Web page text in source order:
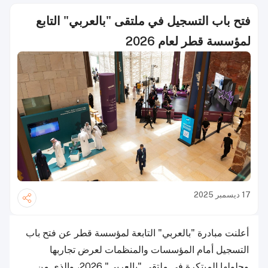
فتح باب التسجيل في ملتقى "بالعربي" التابع
لمؤسسة قطر لعام 2026
17 ديسمبر 2025
أعلنت مبادرة "بالعربي" التابعة لمؤسسة قطر عن فتح باب
التسجيل أمام المؤسسات والمنظمات لعرض تجاربها